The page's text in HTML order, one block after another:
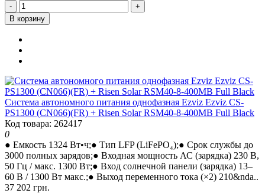
-
+
В корзину
Система автономного питания однофазная Ezviz Ezviz CS-
PS1300 (CN066)(FR) + Risen Solar RSM40-8-400MB Full Black
Код товара: 262417
0
● Емкость 1324 Вт•ч;● Тип LFP (LiFePO₄);● Срок службы до
3000 полных зарядов;● Входная мощность АС (зарядка) 230 В,
50 Гц / макс. 1300 Вт;● Вход солнечной панели (зарядка) 13–
60 В / 1300 Вт макс.;● Выход переменного тока (×2) 210&nda..
37 202 грн.